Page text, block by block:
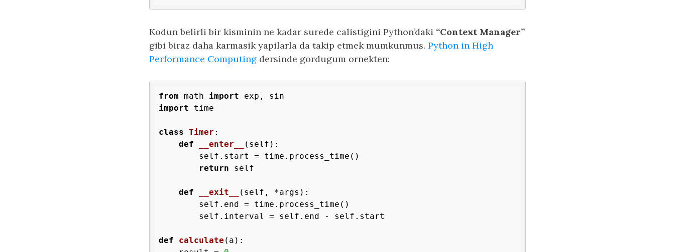
Kodun belirli bir kisminin ne kadar surede calistigini Python’daki “Context Manager”
gibi biraz daha karmasik yapilarla da takip etmek mumkunmus. Python in High
Performance Computing dersinde gordugum ornekten:
from math import
import time
class Timer :
def
__enter__ (self) :
        self.start = time.process_time()
return self
def __exit__ (self, *args) :
        self.end = time.process_time()
        self.interval = self.end - self.start
def calculate (a) :